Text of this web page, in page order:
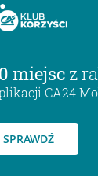
miejsc z
CA24
SPRAWDŹ